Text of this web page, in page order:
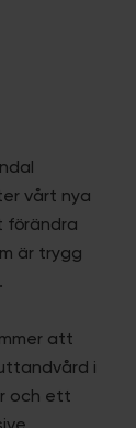
vårt nya
förändra
är trygg
att
i
och ett